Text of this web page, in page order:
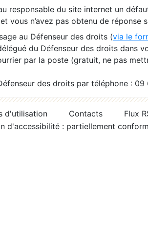
responsable du site internet un
vous n’avez pas obtenu de réponse
au Défenseur des droits (via le
du Défenseur des droits dans
par la poste (gratuit, ne pas
des droits par téléphone :
d'utilisation Contacts
Flux
d'accessibilité : partiellement